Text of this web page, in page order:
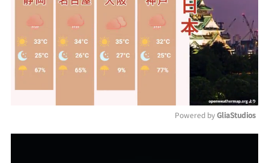
Powered by GliaStudios